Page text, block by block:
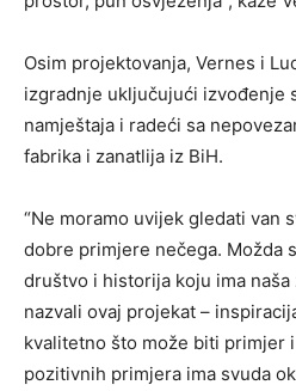
Osim projektovanja, Vernes i
izgradnje uključujući izvođenje
namještaja i radeći sa
fabrika i zanatlija iz BiH.
“Ne moramo uvijek gledati van
dobre primjere nečega. Možda
društvo i historija koju ima naša
nazvali ovaj projekat –
kvalitetno što može biti primjer
pozitivnih primjera ima svuda